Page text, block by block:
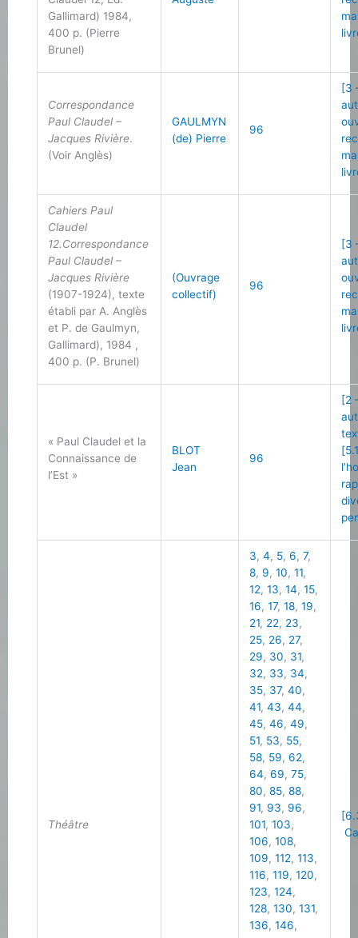
Gallimard) 1984,
400 p. (Pierre
Brunel)
Correspondance
Paul Claudel –
Jacques Rivière.
(Voir Anglès)
GAULMYN
(de) Pierre
96
[3
Cahiers Paul
Claudel
12.Correspondance
Paul Claudel –
Jacques Rivière
(1907-1924), texte
établi par A. Anglès
et P. de Gaulmyn,
Gallimard), 1984 ,
400 p. (P. Brunel)
(Ouvrage
collectif)
96
[3
« Paul Claudel et la
Connaissance de
l’Est »
BLOT
Jean
96
[2
Théâtre
3,4, 5,6,7,
8, 9,10,11,
12,13,14,15,
16,17,18,19,
21, 22, 23,
25, 26, 27,
29, 30, 31,
32, 33, 34,
35, 37,40,
41,43,44,
45,46,49,
51, 53, 55,
58, 59,62,
64,69,75,
80,85,88,
91, 93, 96,
101,103,
106,108,
109,112,113,
116,119,120,
123,124,
128,130,131,
136,146,